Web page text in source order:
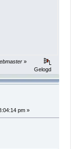
»
Gelogd
pm »